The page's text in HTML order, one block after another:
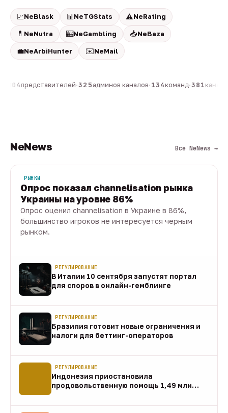
📈NeBlask 📊 NeTGStats ⚠️NeRating
💊 NeNutra 🎰NeGambling 📥NeBaza
💼NeArbiHunter ✉️NeMail
804представителей·325 админов каналов·134команд·381
NeNews Все NeNews →
РЫНКИ
Опрос показал channelisation рынка
Украины на уровне 86%
Опрос оценил channelisation в Украине в 86%,
большинство игроков не интересуется черным
рынком.
РЕГУЛИРОВАНИЕ
В Италии 10 сентября запустят портал
для споров в онлайн-гемблинге
РЕГУЛИРОВАНИЕ
Бразилия готовит новые ограничения и
налоги для беттинг-операторов
РЕГУЛИРОВАНИЕ
Индонезия приостановила
продовольственную помощь 1,49 млн